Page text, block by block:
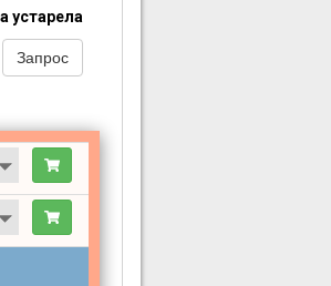
устарела
Запрос